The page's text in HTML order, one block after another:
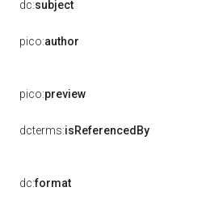
dc:subject
pico:author
pico:preview
dcterms:isReferencedBy
dc:format